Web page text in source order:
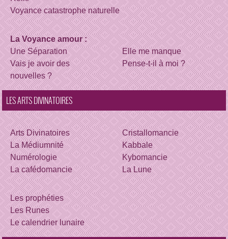
Voyance catastrophe naturelle
La Voyance amour :
Une Séparation
Vais je avoir des
nouvelles ?
Elle me manque
Pense-t-il à moi ?
LES ARTS DIVINATOIRES
Arts Divinatoires
La Médiumnité
Numérologie
La cafédomancie
Cristallomancie
Kabbale
Kybomancie
La Lune
Les prophéties
Les Runes
Le calendrier lunaire